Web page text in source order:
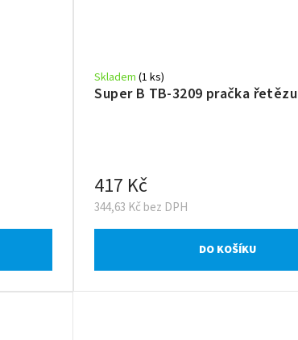
Super B TB-3209 pračka řetězu
Skladem(1 ks)
344,63 Kč bez DPH
417 Kč
DO KOŠÍKU